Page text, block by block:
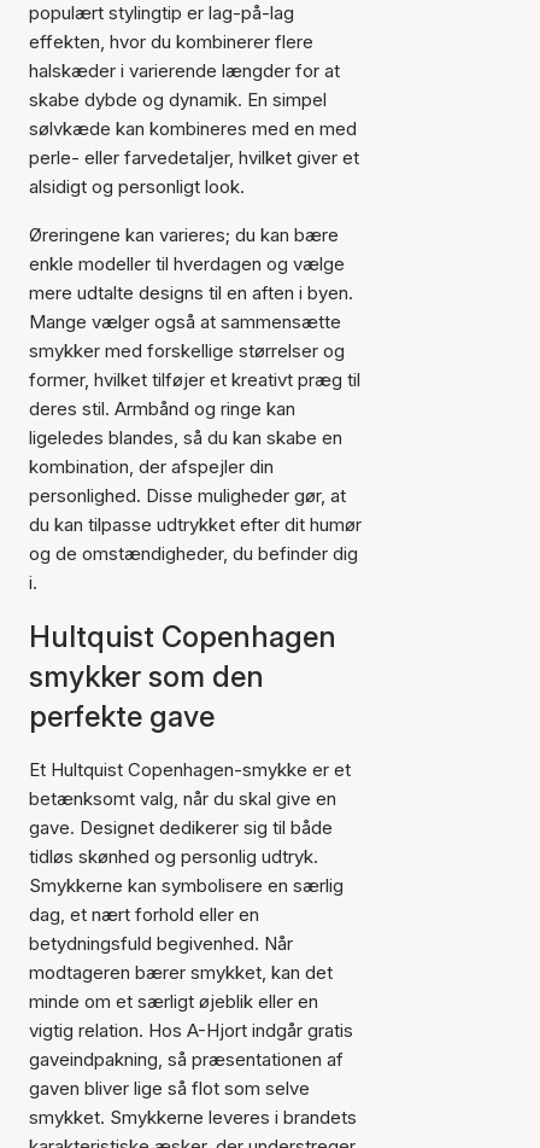
populært stylingtip er lag-på-lag
effekten, hvor du kombinerer flere
halskæder i varierende længder for at
skabe dybde og dynamik. En simpel
sølvkæde kan kombineres med en med
perle- eller farvedetaljer, hvilket giver et
alsidigt og personligt look.
Øreringene kan varieres; du kan bære
enkle modeller til hverdagen og vælge
mere udtalte designs til en aften i byen.
Mange vælger også at sammensætte
smykker med forskellige størrelser og
former, hvilket tilføjer et kreativt præg til
deres stil. Armbånd og ringe kan
ligeledes blandes, så du kan skabe en
kombination, der afspejler din
personlighed. Disse muligheder gør, at
du kan tilpasse udtrykket efter dit humør
og de omstændigheder, du befinder dig
i.
Hultquist Copenhagen
smykker som den
perfekte gave
Et Hultquist Copenhagen-smykke er et
betænksomt valg, når du skal give en
gave. Designet dedikerer sig til både
tidløs skønhed og personlig udtryk.
Smykkerne kan symbolisere en særlig
dag, et nært forhold eller en
betydningsfuld begivenhed. Når
modtageren bærer smykket, kan det
minde om et særligt øjeblik eller en
vigtig relation. Hos A-Hjort indgår gratis
gaveindpakning, så præsentationen af
gaven bliver lige så flot som selve
smykket. Smykkerne leveres i brandets